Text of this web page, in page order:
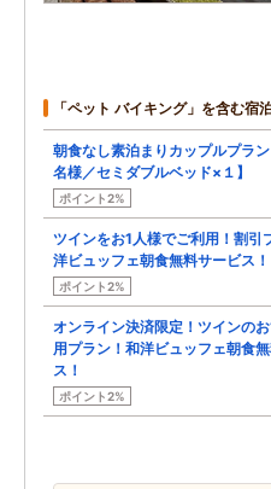
「ペット バイキング」を含む宿
朝食なし素泊まりカップルプラ
名様／セミダブルベッド×１】
ポイント2%
ツインをお1人様でご利用！割引
洋ビュッフェ朝食無料サービス！
ポイント2%
オンライン決済限定！ツインの
用プラン！和洋ビュッフェ朝食
ス！
ポイント2%